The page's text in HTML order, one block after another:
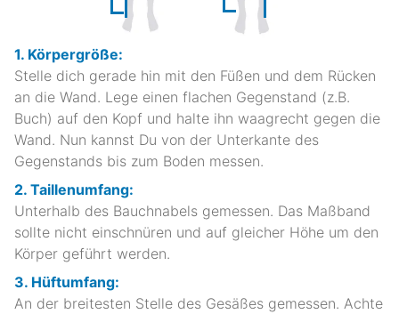
1. Körpergröße:
Stelle dich gerade hin mit den Füßen und dem Rücken
an die Wand. Lege einen flachen Gegenstand (z.B.
Buch) auf den Kopf und halte ihn waagrecht gegen die
Wand. Nun kannst Du von der Unterkante des
Gegenstands bis zum Boden messen.
2. Taillenumfang:
Unterhalb des Bauchnabels gemessen. Das Maßband
sollte nicht einschnüren und auf gleicher Höhe um den
Körper geführt werden.
3. Hüftumfang:
An der breitesten Stelle des Gesäßes gemessen. Achte